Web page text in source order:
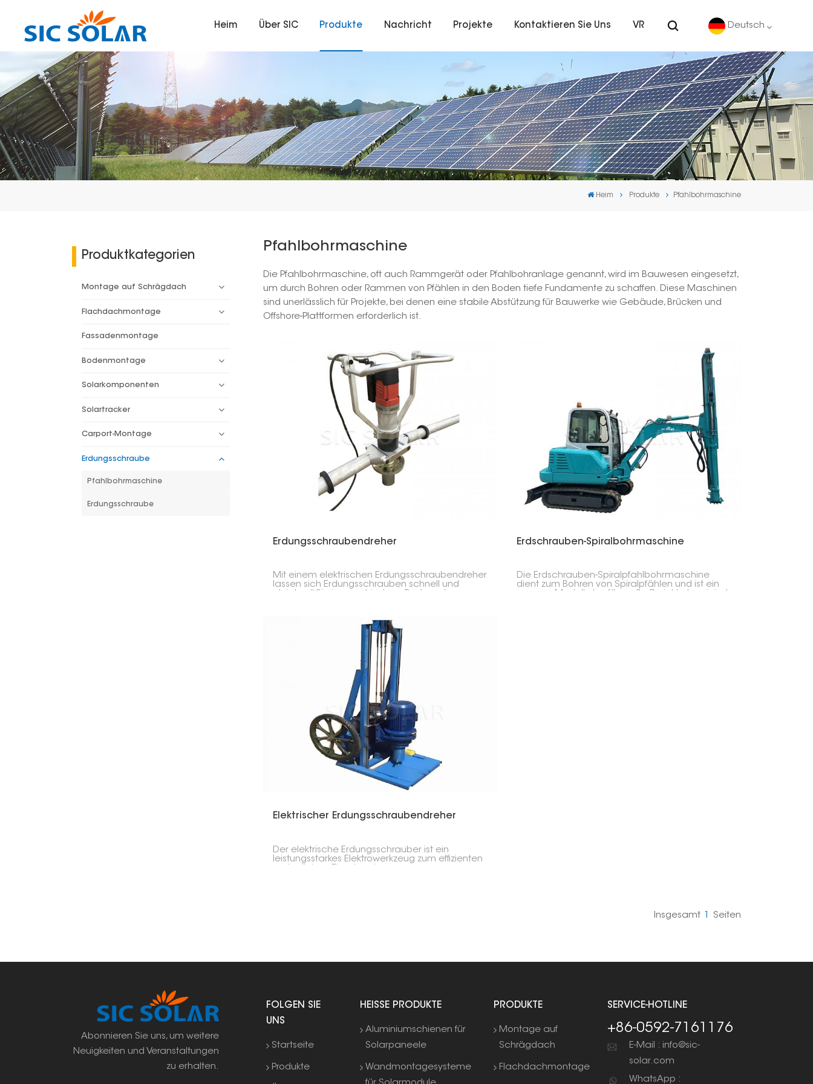
Heim Über SIC Produkte Nachricht Projekte Kontaktieren Sie Uns VR Deutsch
English
Deutsch
español
português
Heim Produkte Pfahlbohrmaschine
Produktkategorien
Montage auf Schrägdach
Flachdachmontage
Fassadenmontage
Bodenmontage
Solarkomponenten
Solartracker
Carport-Montage
Erdungsschraube
Pfahlbohrmaschine
Erdungsschraube
Pfahlbohrmaschine
Die Pfahlbohrmaschine, oft auch Rammgerät oder Pfahlbohranlage genannt, wird im Bauwesen eingesetzt,
um durch Bohren oder Rammen von Pfählen in den Boden tiefe Fundamente zu schaffen. Diese Maschinen
sind unerlässlich für Projekte, bei denen eine stabile Abstützung für Bauwerke wie Gebäude, Brücken und
Offshore-Plattformen erforderlich ist.
Erdungsschraubendreher
Mit einem elektrischen Erdungsschraubendreher
lassen sich Erdungsschrauben schnell und
Erdschrauben-Spiralbohrmaschine
Die Erdschrauben-Spiralpfahlbohrmaschine
dient zum Bohren von Spiralpfählen und ist ein
Elektrischer Erdungsschraubendreher
Der elektrische Erdungsschrauber ist ein
leistungsstarkes Elektrowerkzeug zum effizienten
Insgesamt 1 Seiten
Abonnieren Sie uns, um weitere
Neuigkeiten und Veranstaltungen
zu erhalten.
FOLGEN SIE
UNS
Startseite
Produkte
HEISSE PRODUKTE
Aluminiumschienen für
Solarpaneele
Wandmontagesysteme
PRODUKTE
Montage auf
Schrägdach
Flachdachmontage
SERVICE-HOTLINE
+86-0592-7161176
E-Mail : info@sic-
solar.com
WhatsApp :